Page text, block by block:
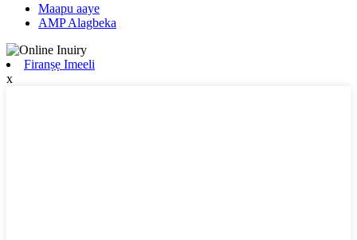
Maapu aaye
AMP Alagbeka
Firanṣẹ Imeeli
x